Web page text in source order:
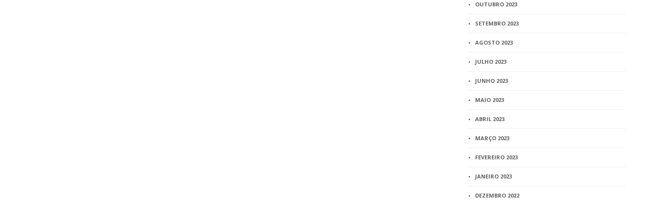
OUTUBRO 2023
SETEMBRO 2023
AGOSTO 2023
JULHO 2023
JUNHO 2023
MAIO 2023
ABRIL 2023
MARÇO 2023
FEVEREIRO 2023
JANEIRO 2023
DEZEMBRO 2022